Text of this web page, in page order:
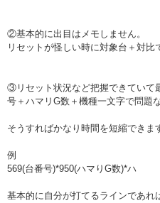
②基本的に出目はメモしません。
リセットが怪しい時に対象台＋対比
③リセット状況など把握できていて
号＋ハマリG数＋機種一文字で問題
そうすればかなり時間を短縮できま
例
569(台番号)*950(ハマりG数)*ハ
基本的に自分が打てるラインであれ